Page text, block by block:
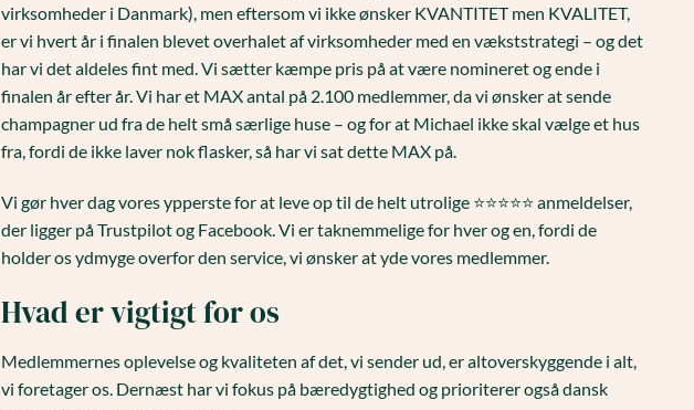
virksomheder i Danmark), men eftersom vi ikke ønsker KVANTITET men KVALITET,
er vi hvert år i finalen blevet overhalet af virksomheder med en vækststrategi – og det
har vi det aldeles fint med. Vi sætter kæmpe pris på at være nomineret og ende i
finalen år efter år. Vi har et MAX antal på 2.100 medlemmer, da vi ønsker at sende
champagner ud fra de helt små særlige huse – og for at Michael ikke skal vælge et hus
fra, fordi de ikke laver nok flasker, så har vi sat dette MAX på.
Vi gør hver dag vores ypperste for at leve op til de helt utrolige ⭐️⭐️⭐️⭐️⭐️ anmeldelser,
der ligger på Trustpilot og Facebook. Vi er taknemmelige for hver og en, fordi de
holder os ydmyge overfor den service, vi ønsker at yde vores medlemmer.
Hvad er vigtigt for os
Medlemmernes oplevelse og kvaliteten af det, vi sender ud, er altoverskyggende i alt,
vi foretager os. Dernæst har vi fokus på bæredygtighed og prioriterer også dansk